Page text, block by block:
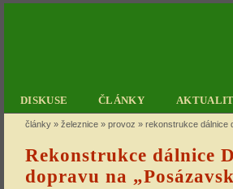
DISKUSE ČLÁNKY
články » železnice » provoz » rekonstrukce dálnice
Rekonstrukce dálnice
dopravu na